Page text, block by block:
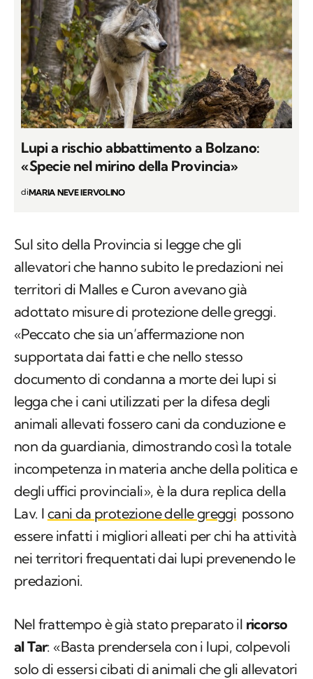
Lupi a rischio abbattimento a Bolzano:
«Specie nel mirino della Provincia»
diMARIA NEVE IERVOLINO
Sul sito della Provincia si legge che gli
allevatori che hanno subito le predazioni nei
territori di Malles e Curon avevano già
adottato misure di protezione delle greggi.
«Peccato che sia un’affermazione non
supportata dai fatti e che nello stesso
documento di condanna a morte dei lupi si
legga che i cani utilizzati per la difesa degli
animali allevati fossero cani da conduzione e
non da guardiania, dimostrando così la totale
incompetenza in materia anche della politica e
degli uffici provinciali», è la dura replica della
Lav. I cani da protezione delle greggi possono
essere infatti i migliori alleati per chi ha attività
nei territori frequentati dai lupi prevenendo le
predazioni.
Nel frattempo è già stato preparato il ricorso
al Tar: «Basta prendersela con i lupi, colpevoli
solo di essersi cibati di animali che gli allevatori